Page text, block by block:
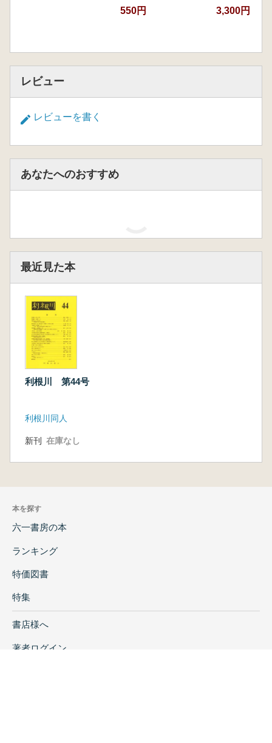
550円 3,300円
レビュー
レビューを書く
あなたへのおすすめ
考古学
ル 478 特集:中世
都市・集落の考古学
ニュー・サイエンス社
新刊 在庫なし
古書 1 点
最近見た本
利根川 第44号
新刊 在庫なし